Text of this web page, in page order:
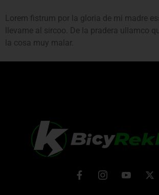
Lorem fistrum por la gloria de mi madre
llevame al sircoo. De la pradera ullamco
la cosa muy malar.